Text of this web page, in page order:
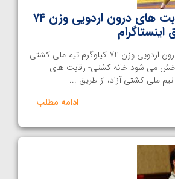
پخش زنده رقابت های درون اردویی وزن ۷۴
اینستاگرام
رقابت های انتخابی درون اردویی وزن 74 کیلوگرم تیم ملی کشتی
می شود خانه کشتی- رقابت های
تیم ملی کشتی آزاد، از طریق ...
ادامه مطلب